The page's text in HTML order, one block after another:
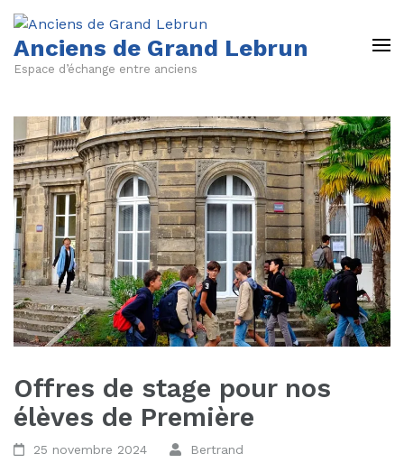
Anciens de Grand Lebrun
Espace d’échange entre anciens
Offres de stage pour nos
élèves de Première
25 novembre 2024
Bertrand